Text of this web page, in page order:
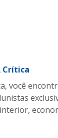
Crítica
você